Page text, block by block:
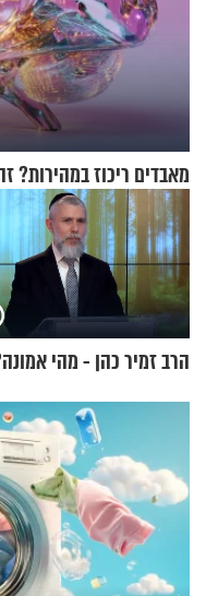
מאבדים ריכוז
הרב זמיר כהן - מהי